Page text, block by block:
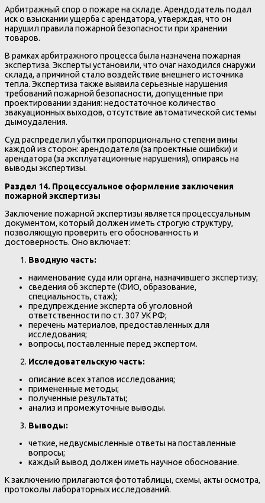
Арбитражный спор о пожаре на складе. Арендодатель подал
иск о взыскании ущерба с арендатора, утверждая, что он
нарушил правила пожарной безопасности при хранении
товаров.
В рамках арбитражного процесса была назначена пожарная
экспертиза. Эксперты установили, что очаг находился снаружи
склада, а причиной стало воздействие внешнего источника
тепла. Экспертиза также выявила серьезные нарушения
требований пожарной безопасности, допущенные при
проектировании здания: недостаточное количество
эвакуационных выходов, отсутствие автоматической системы
дымоудаления.
Суд распределил убытки пропорционально степени вины
каждой из сторон: арендодателя (за проектные ошибки) и
арендатора (за эксплуатационные нарушения), опираясь на
выводы экспертизы.
Раздел 14. Процессуальное оформление заключения
пожарной экспертизы
Заключение пожарной экспертизы является процессуальным
документом, который должен иметь строгую структуру,
позволяющую проверить его обоснованность и
достоверность. Оно включает:
Вводную часть:
наименование суда или органа, назначившего экспертизу;
сведения об эксперте (ФИО, образование,
специальность, стаж);
предупреждение эксперта об уголовной
ответственности по ст. 307 УК РФ;
перечень материалов, предоставленных для
исследования;
вопросы, поставленные перед экспертом.
Исследовательскую часть:
описание всех этапов исследования;
примененные методы;
полученные результаты;
анализ и промежуточные выводы.
Выводы:
четкие, недвусмысленные ответы на поставленные
вопросы;
каждый вывод должен иметь научное обоснование.
К заключению прилагаются фототаблицы, схемы, акты осмотра,
протоколы лабораторных исследований.